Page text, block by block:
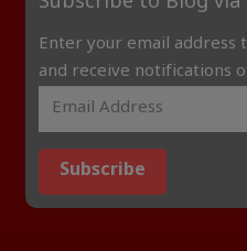
Enter your email address
and receive notifications
Subscribe